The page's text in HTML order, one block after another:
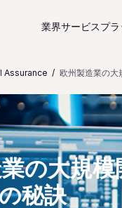
業界サービスプ
Assurance 欧州製造業の大
の大規模
秘訣